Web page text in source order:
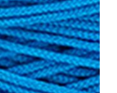
ascendant